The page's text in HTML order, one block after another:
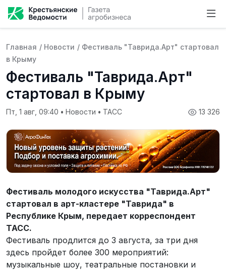
Главная / Новости / Фестиваль "Таврида.Арт" стартовал
в Крыму
Фестиваль "Таврида.Арт"
стартовал в Крыму
13 326
Пт, 1 авг, 09:40 • Новости • ТАСС
Фестиваль молодого искусства "Таврида.Арт"
стартовал в арт-кластере "Таврида" в
Республике Крым, передает корреспондент
ТАСС.
Фестиваль продлится до 3 августа, за три дня
здесь пройдет более 300 мероприятий:
музыкальные шоу, театральные постановки и